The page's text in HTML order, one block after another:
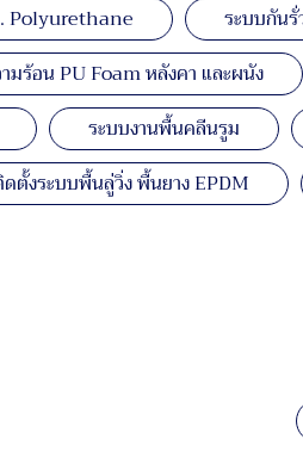
Polyurethane ระบบกัน
ร้อน PU Foam หลังคา และผนัง
ระบบงานพื้นคลีนรูม
ตั้งระบบพื้นลู่วิ่ง พื้นยาง EPDM